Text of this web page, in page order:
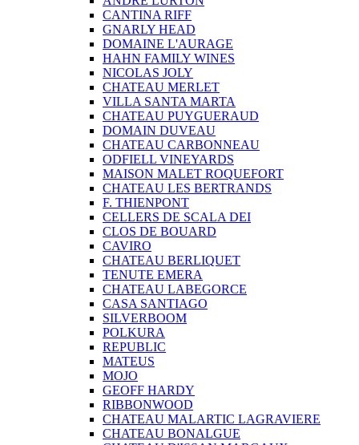
CANTINA RIFF
GNARLY HEAD
DOMAINE L'AURAGE
HAHN FAMILY WINES
NICOLAS JOLY
CHATEAU MERLET
VILLA SANTA MARTA
CHATEAU PUYGUERAUD
DOMAIN DUVEAU
CHATEAU CARBONNEAU
ODFIELL VINEYARDS
MAISON MALET ROQUEFORT
CHATEAU LES BERTRANDS
F. THIENPONT
CELLERS DE SCALA DEI
CLOS DE BOUARD
CAVIRO
CHATEAU BERLIQUET
TENUTE EMERA
CHATEAU LABEGORCE
CASA SANTIAGO
SILVERBOOM
POLKURA
REPUBLIC
MATEUS
MOJO
GEOFF HARDY
RIBBONWOOD
CHATEAU MALARTIC LAGRAVIERE
CHATEAU BONALGUE